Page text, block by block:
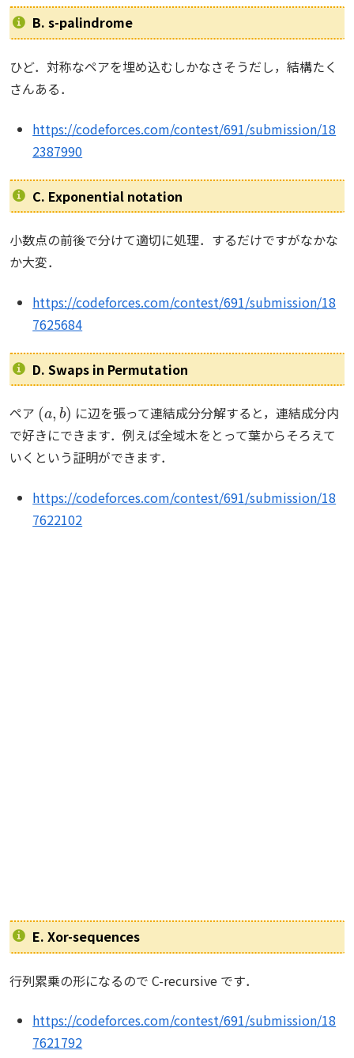
B. s-palindrome
ひど．対称なペアを埋め込むしかなさそうだし，結構たく
さんある．
https://codeforces.com/contest/691/submission/18
2387990
C. Exponential notation
小数点の前後で分けて適切に処理．するだけですがなかな
か大変．
https://codeforces.com/contest/691/submission/18
7625684
D. Swaps in Permutation
ペア
( )
に辺を張って連結成分分解すると，連結成分内
で好きにできます．例えば全域木をとって葉からそろえて
いくという証明ができます．
https://codeforces.com/contest/691/submission/18
7622102
E. Xor-sequences
行列累乗の形になるので C-recursive です．
https://codeforces.com/contest/691/submission/18
7621792